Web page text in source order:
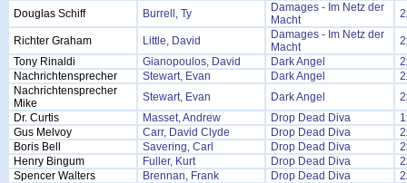
Douglas Schiff Burrell, Ty
Damages - Im Netz der
Macht
Richter Graham Little, David
Damages - Im Netz der
Macht
Tony Rinaldi
Gianopoulos, David Dark Angel
Nachrichtensprecher
Stewart, Evan Dark Angel
Nachrichtensprecher
Mike
Stewart, Evan Dark Angel
Dr. Curtis
Masset, Andrew Drop Dead Diva
Gus Melvoy
Carr, David Clyde Drop Dead Diva
Boris Bell
Savering, Carl Drop Dead Diva
Henry Bingum
Fuller, Kurt Drop Dead Diva
Spencer Walters
Brennan, Frank Drop Dead Diva